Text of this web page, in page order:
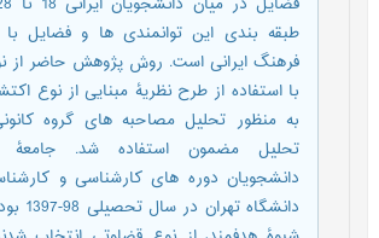
طبقه بندی این توانمندی ها و فضایل با
فرهنگ ایرانی است. روش پژوهش حاضر از
با استفاده از طرح نظریۀ مبنایی از نوع
به منظور تحلیل مصاحبه های گروه
تحلیل مضمون استفاده شد. جامعۀ
دانشجویان دوره های کارشناسی و
دانشگاه تهران